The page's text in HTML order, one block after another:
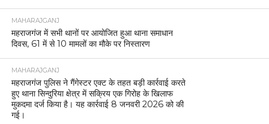
MAHARAJGANJ
महराजगंज में सभी थानों पर आयोजित हुआ थाना समाधान
दिवस, 61 में से 10 मामलों का मौके पर निस्तारण
MAHARAJGANJ
महराजगंज पुलिस ने गैंगेस्टर एक्ट के तहत बड़ी कार्रवाई करते
हुए थाना सिन्दुरिया क्षेत्र में सक्रिय एक गिरोह के खिलाफ
मुकदमा दर्ज किया है। यह कार्रवाई 8 जनवरी 2026 को की
गई।